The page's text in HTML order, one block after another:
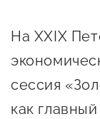
Новости
Онлайн-
Бизнес
На XXIX
сессия
как